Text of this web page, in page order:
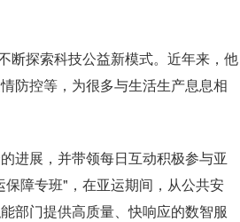
断探索科技公益新模式。近年来，他
防控等，为很多与生活生产息息相
进展，并带领每日互动积极参与亚
障专班"，在亚运期间，从公共安
部门提供高质量、快响应的数智服